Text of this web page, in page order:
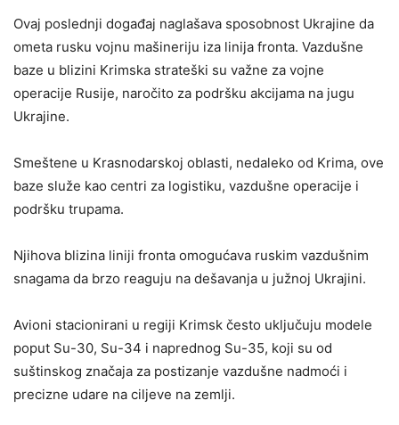
Ovaj poslednji događaj naglašava sposobnost Ukrajine da
ometa rusku vojnu mašineriju iza linija fronta. Vazdušne
baze u blizini Krimska strateški su važne za vojne
operacije Rusije, naročito za podršku akcijama na jugu
Ukrajine.
Smeštene u Krasnodarskoj oblasti, nedaleko od Krima, ove
baze služe kao centri za logistiku, vazdušne operacije i
podršku trupama.
Njihova blizina liniji fronta omogućava ruskim vazdušnim
snagama da brzo reaguju na dešavanja u južnoj Ukrajini.
Avioni stacionirani u regiji Krimsk često uključuju modele
poput Su-30, Su-34 i naprednog Su-35, koji su od
suštinskog značaja za postizanje vazdušne nadmoći i
precizne udare na ciljeve na zemlji.